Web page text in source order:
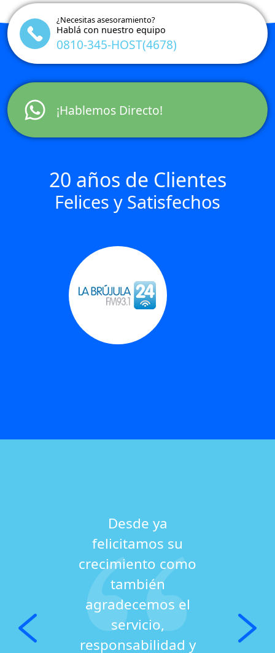
¿Necesitas asesoramiento?
Hablá con nuestro equipo
0810-345-HOST(4678)
¡Hablemos Directo!
20 años de Clientes
Felices y Satisfechos
Desde ya
felicitamos su
crecimiento como
también
agradecemos el
servicio,
responsabilidad y